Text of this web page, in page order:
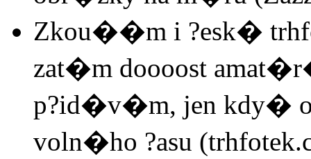
Zkou��m i ?esk�
zat�m doooost
p?id�v�m, jen kdy�
voln�ho ?asu